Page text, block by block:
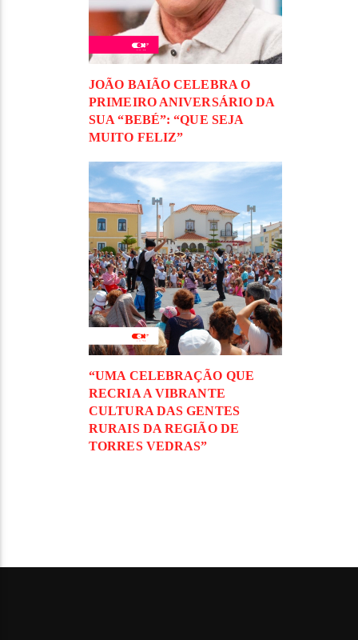
JOÃO BAIÃO CELEBRA O
PRIMEIRO ANIVERSÁRIO DA
SUA “BEBÉ”: “QUE SEJA
MUITO FELIZ”
“UMA CELEBRAÇÃO QUE
RECRIA A VIBRANTE
CULTURA DAS GENTES
RURAIS DA REGIÃO DE
TORRES VEDRAS”